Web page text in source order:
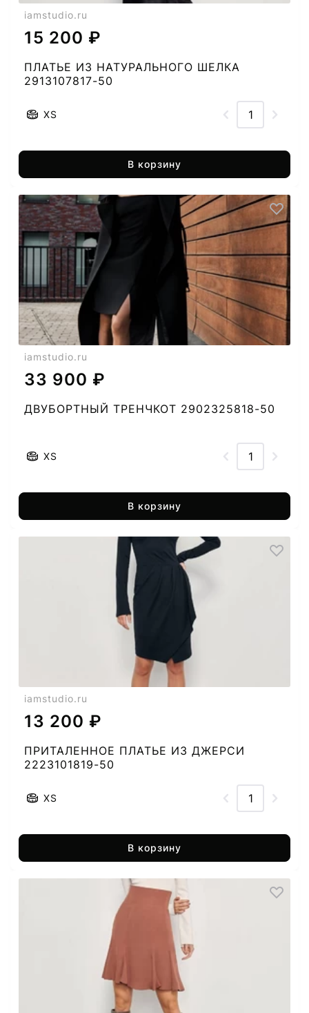
iamstudio.ru
15 200 ₽
ПЛАТЬЕ ИЗ НАТУРАЛЬНОГО ШЕЛКА
2913107817-50
XS
В корзину
iamstudio.ru
33 900 ₽
ДВУБОРТНЫЙ ТРЕНЧКОТ 2902325818-50
XS
В корзину
iamstudio.ru
13 200 ₽
ПРИТАЛЕННОЕ ПЛАТЬЕ ИЗ ДЖЕРСИ
2223101819-50
XS
В корзину